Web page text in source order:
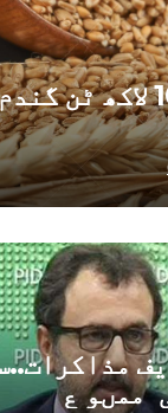
وفاق کی 10 لاکھ
ممںو ع